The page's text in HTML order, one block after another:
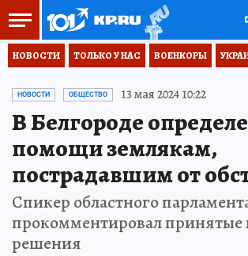
НОВОСТИ ТОЛЬКО У НАС ВОЕНКОРЫ
НОВОСТИ ОБЩЕСТВО 13 мая 2024 10:22
В Белгороде
помощи землякам,
пострадавшим от
Спикер областного
прокомментировал принятые
решения